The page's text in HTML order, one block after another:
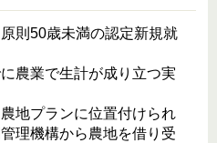
則50歳未満の認定新規就
農業で生計が成り立つ実
地プランに位置付けられ
理機構から農地を借り受